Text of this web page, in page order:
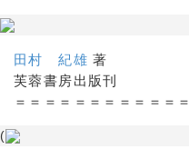
田村 紀雄 著
芙蓉書房出版刊
＝＝＝＝＝＝＝＝＝＝＝＝
(